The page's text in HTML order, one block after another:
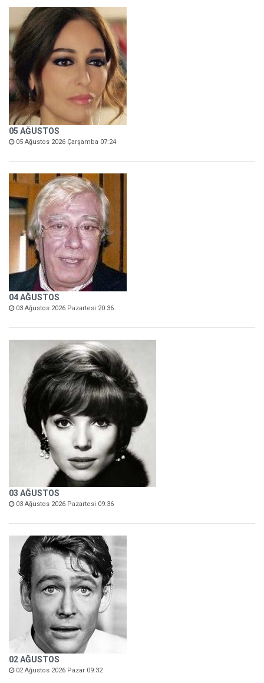
05 AĞUSTOS
05 Ağustos 2026 Çarşamba 07:24
04 AĞUSTOS
03 Ağustos 2026 Pazartesi 20:36
03 AĞUSTOS
03 Ağustos 2026 Pazartesi 09:36
02 AĞUSTOS
02 Ağustos 2026 Pazar 09:32